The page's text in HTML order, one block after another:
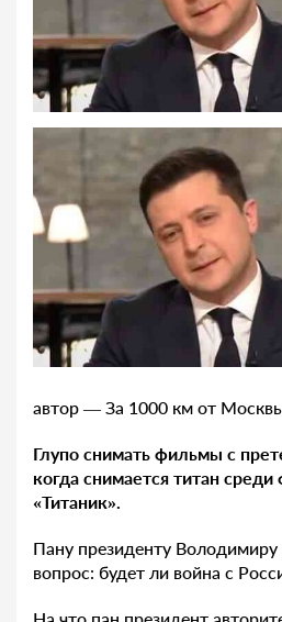
автор — За 1000 км от
Глупо снимать фильмы с
когда снимается титан
«Титаник».
Пану президенту Володимиру
вопрос: будет ли война с
На что пан президент